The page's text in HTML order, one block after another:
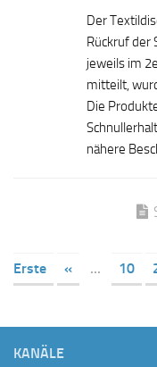
Der
Rückruf der
jeweils im
mitteilt,
Die
nähere
Erste
« ... 10
KANÄLE